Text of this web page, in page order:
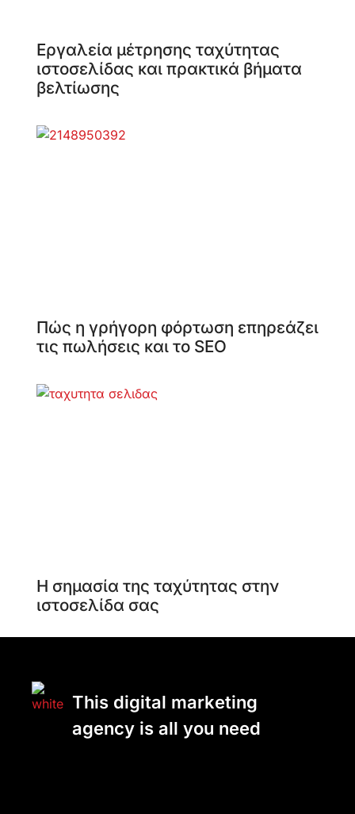
Εργαλεία μέτρησης ταχύτητας
ιστοσελίδας και πρακτικά βήματα
βελτίωσης
Πώς η γρήγορη φόρτωση επηρεάζει
τις πωλήσεις και το SEO
Η σημασία της ταχύτητας στην
ιστοσελίδα σας
This digital marketing
agency is all you need